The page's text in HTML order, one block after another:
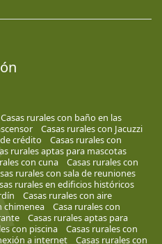
Casas rurales con baño en las
Casas rurales con Jacuzzi
crédito
Casas rurales con
rurales aptas para mascotas
con cuna
Casas rurales con
rurales con sala de reuniones
rurales en edificios históricos
Casas rurales con aire
chimenea
Casa rurales con
Casas rurales aptas para
con piscina
Casas rurales con
a internet Casas rurales con